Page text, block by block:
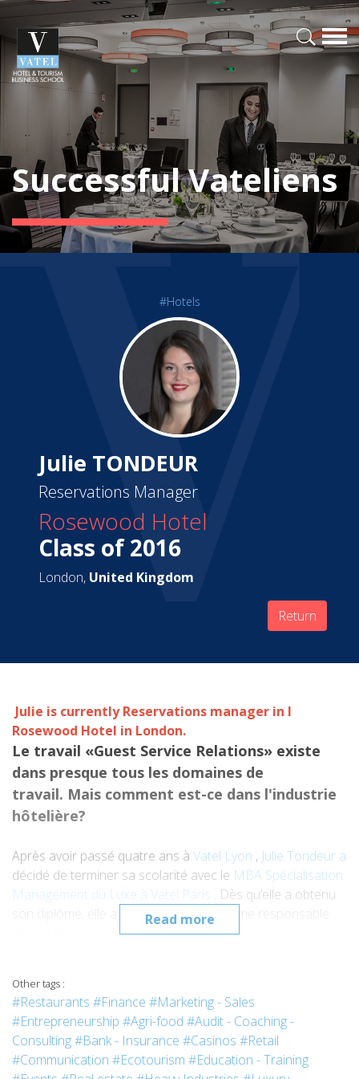
Successful Vateliens
#Hotels
Julie TONDEUR
Reservations Manager
Rosewood Hotel
Class of 2016
London, United Kingdom
Return
Read more
Julie is currently Reservations manager in l
Rosewood Hotel in London.
Le travail «Guest Service Relations» existe
dans presque tous les domaines de
travail. Mais comment est-ce dans l'industrie
hôtelière?
Après avoir passé quatre ans à Vatel Lyon , Julie Tondeur a
décidé de terminer sa scolarité avec le MBA Spécialisation
Management du Luxe à Vatel Paris . Dès qu’elle a obtenu
son diplôme, elle a été embauchée comme responsable
lesclientsdel’hôtel Rosewood
département, en février 2018.
Other tags :
#Restaurants #Finance #Marketing - Sales
#Entrepreneurship #Agri-food #Audit - Coaching -
Consulting#Bank - Insurance #Casinos #Retail
#Communication #Ecotourism #Education - Training